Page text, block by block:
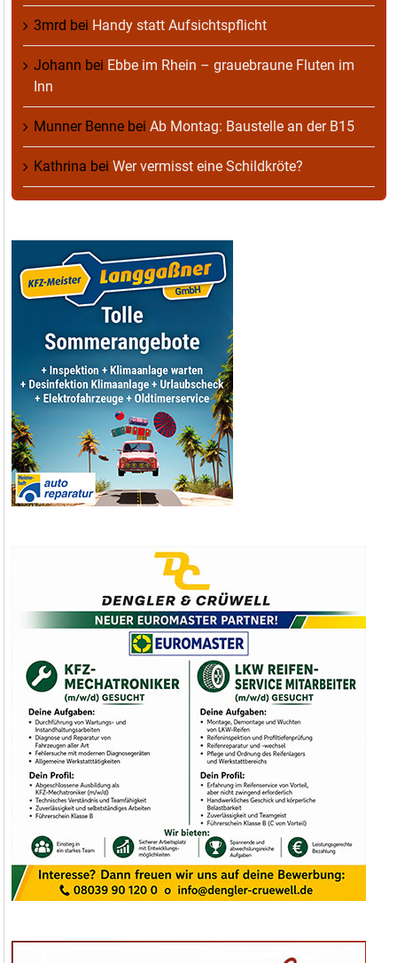
3mrd bei Handy statt Aufsichtspflicht
Johann bei Ebbe im Rhein – grauebraune Fluten im
Inn
Munner Benne bei Ab Montag: Baustelle an der B15
Kathrina bei Wer vermisst eine Schildkröte?